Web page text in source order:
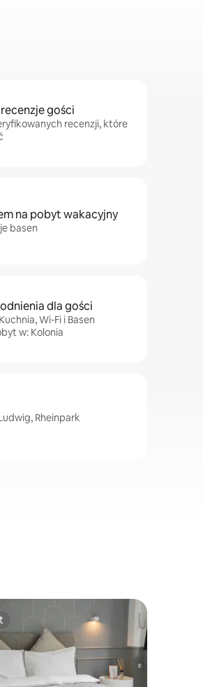
gości
recenzji, które
na pobyt wakacyjny
basen
dla gości
Wi-Fi i Basen
w: Kolonia
Rheinpark